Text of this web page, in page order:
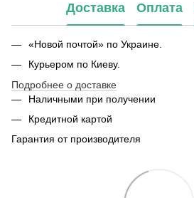
Доставка Оплата
«Новой почтой» по Украине.
Курьером по Киеву.
Подробнее о доставке
Наличными при получении
Кредитной картой
Гарантия от производителя